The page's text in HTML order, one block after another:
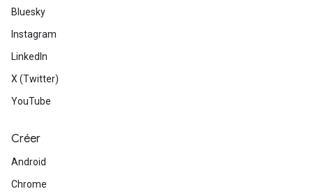
Bluesky
Instagram
LinkedIn
X (Twitter)
YouTube
Créer
Android
Chrome